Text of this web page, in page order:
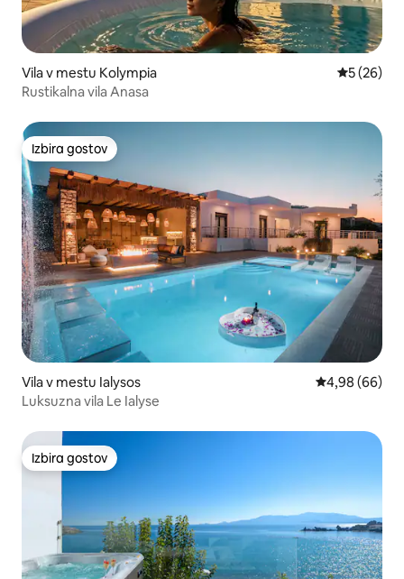
Vila v mestu Kolympia
5 (26)
Rustikalna vila Anasa
Izbira gostov
Izbira gostov
Vila v mestu Ialysos Povprečna
4,98 (66)
Luksuzna vila Le Ialyse
Izbira gostov
Izbira gostov